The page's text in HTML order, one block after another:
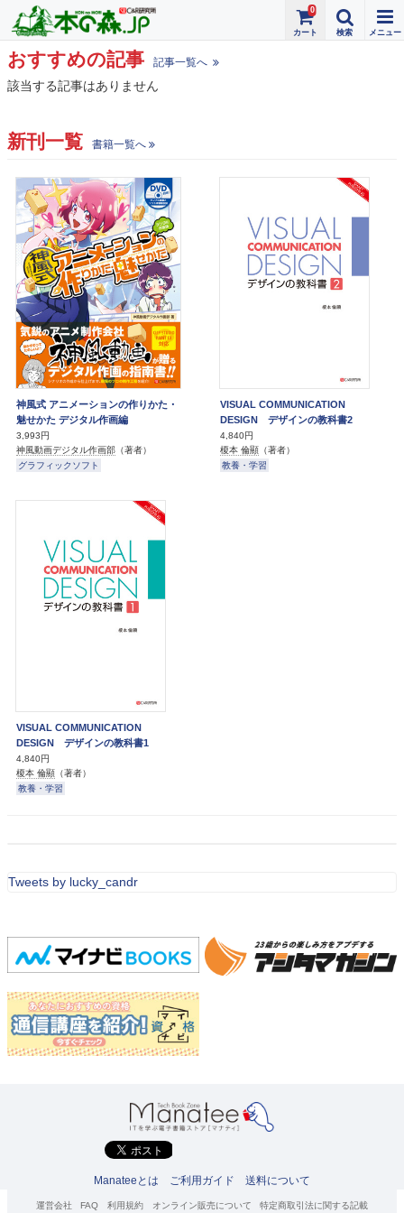
0
おすすめの記事 記事一覧へ
該当する記事はありません
新刊一覧 書籍一覧へ
神風式 アニメーションの作りかた・
魅せかた デジタル作画編
3,993円
神風動画デジタル作画部 （著者）
グラフィックソフト
VISUAL COMMUNICATION
DESIGN デザインの教科書2
4,840円
榎本 倫顯 （著者）
教養・学習
VISUAL COMMUNICATION
DESIGN デザインの教科書1
4,840円
榎本 倫顯 （著者）
教養・学習
Tweets by lucky_candr
Manateeとは ご利用ガイド 送料について
運営会社 FAQ 利用規約 オンライン販売について 特定商取引法に関する記載